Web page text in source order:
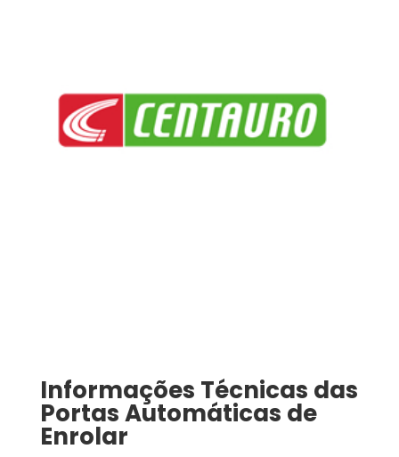
Informações Técnicas das
Portas Automáticas de
Enrolar